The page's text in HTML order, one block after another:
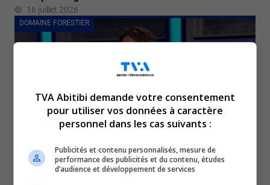
16 juillet 2026
DOMAINE FORESTIER
Feux de forêt : Aménagement du territoire forestier
TVA Abitibi demande votre consentement
pour utiliser vos données à caractère
personnel dans les cas suivants :
Publicités et contenu personnalisés, mesure de
performance des publicités et du contenu, études
d’audience et développement de services